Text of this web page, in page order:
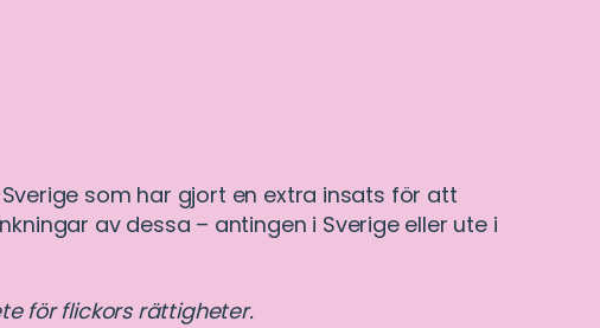
som har gjort en extra insats för att
av dessa – antingen i Sverige eller ute i
för flickors rättigheter.